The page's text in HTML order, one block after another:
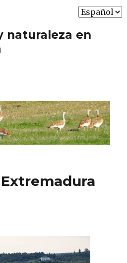
naturaleza en
Elegir
idioma